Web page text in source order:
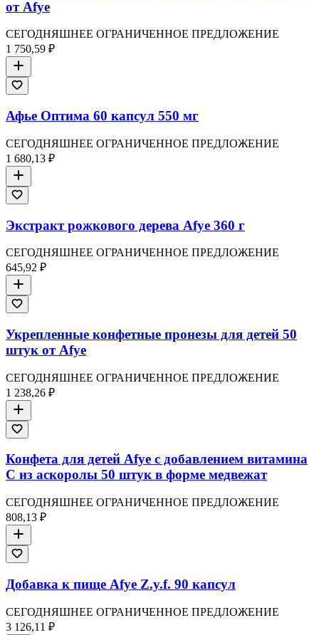
от Afye
СЕГОДНЯШНЕЕ ОГРАНИЧЕННОЕ ПРЕДЛОЖЕНИЕ
1 750,59 ₽
Афье Оптима 60 капсул 550 мг
СЕГОДНЯШНЕЕ ОГРАНИЧЕННОЕ ПРЕДЛОЖЕНИЕ
1 680,13 ₽
Экстракт рожкового дерева Afye 360 г
СЕГОДНЯШНЕЕ ОГРАНИЧЕННОЕ ПРЕДЛОЖЕНИЕ
645,92 ₽
Укрепленные конфетные пронезы для детей 50
штук от Afye
СЕГОДНЯШНЕЕ ОГРАНИЧЕННОЕ ПРЕДЛОЖЕНИЕ
1 238,26 ₽
Конфета для детей Afye с добавлением витамина
C из аскоролы 50 штук в форме медвежат
СЕГОДНЯШНЕЕ ОГРАНИЧЕННОЕ ПРЕДЛОЖЕНИЕ
808,13 ₽
Добавка к пище Afye Z.y.f. 90 капсул
СЕГОДНЯШНЕЕ ОГРАНИЧЕННОЕ ПРЕДЛОЖЕНИЕ
3 126,11 ₽